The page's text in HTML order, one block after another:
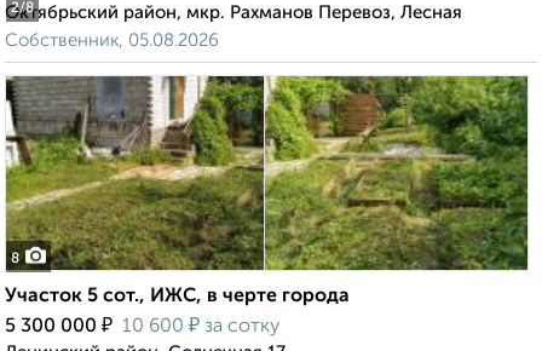
2/8
Октябрьский район, мкр. Рахманов Перевоз, Лесная
Собственник, 05.08.2026
8
Участок 5 сот., ИЖС, в черте города
5 300 000 ₽ 10 600 ₽ за сотку